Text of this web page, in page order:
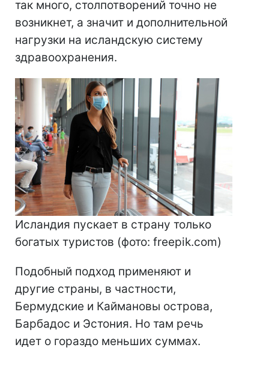
так много, столпотворений точно не
возникнет, а значит и дополнительной
нагрузки на исландскую систему
здравоохранения.
Исландия пускает в страну только
богатых туристов (фото: freepik.com)
Подобный подход применяют и
другие страны, в частности,
Бермудские и Каймановы острова,
Барбадос и Эстония. Но там речь
идет о гораздо меньших суммах.